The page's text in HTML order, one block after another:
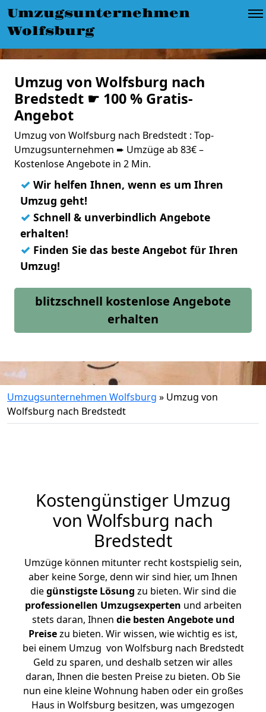
Umzugsunternehmen
Wolfsburg
Umzug von Wolfsburg nach
Bredstedt ☛ 100 % Gratis-
Angebot
Umzug von Wolfsburg nach Bredstedt : Top-
Umzugsunternehmen ➨ Umzüge ab 83€ –
Kostenlose Angebote in 2 Min.
✓ Wir helfen Ihnen, wenn es um Ihren
Umzug geht!
✓ Schnell & unverbindlich Angebote
erhalten!
✓ Finden Sie das beste Angebot für Ihren
Umzug!
blitzschnell kostenlose Angebote
erhalten
Umzugsunternehmen Wolfsburg » Umzug von
Wolfsburg nach Bredstedt
Kostengünstiger Umzug
von Wolfsburg nach
Bredstedt
Umzüge können mitunter recht kostspielig sein,
aber keine Sorge, denn wir sind hier, um Ihnen
diegünstigste Lösung zu bieten. Wir sind die
professionellen Umzugsexperten und arbeiten
stets daran, Ihnen die besten Angebote und
Preisezu bieten. Wir wissen, wie wichtig es ist,
bei einem Umzug von Wolfsburg nach Bredstedt
Geld zu sparen, und deshalb setzen wir alles
daran, Ihnen die besten Preise zu bieten. Ob Sie
nun eine kleine Wohnung haben oder ein großes
Haus in Wolfsburg besitzen, was umgezogen